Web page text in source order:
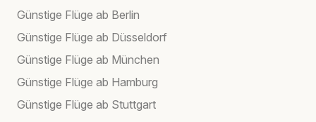
Günstige Flüge ab Berlin
Günstige Flüge ab Düsseldorf
Günstige Flüge ab München
Günstige Flüge ab Hamburg
Günstige Flüge ab Stuttgart